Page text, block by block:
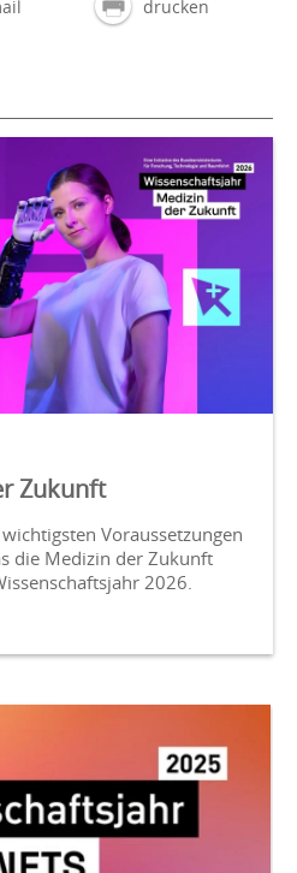
drucken
Zukunft
Voraussetzungen
die Medizin der Zukunft
2026.